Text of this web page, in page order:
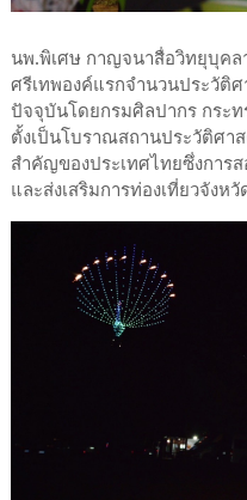
นพ.พิเศษ กาญจนาสื่อวิทยุบุค
ศรีเทพองค์แรกจำนวนประวัติ
ปัจจุบันโดยกรมศิลปากร กระ
ตั้งเป็นโบราณสถานประวัติศา
สำคัญของประเทศไทยซึ่งการ
และส่งเสริมการท่องเที่ยวจัง